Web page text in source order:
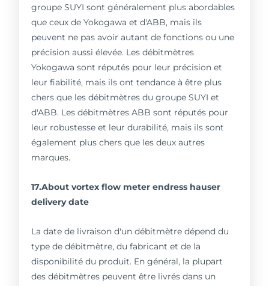
groupe SUYI sont généralement plus abordables
que ceux de Yokogawa et d'ABB, mais ils
peuvent ne pas avoir autant de fonctions ou une
précision aussi élevée. Les débitmètres
Yokogawa sont réputés pour leur précision et
leur fiabilité, mais ils ont tendance à être plus
chers que les débitmètres du groupe SUYI et
d'ABB. Les débitmètres ABB sont réputés pour
leur robustesse et leur durabilité, mais ils sont
également plus chers que les deux autres
marques.
17.About vortex flow meter endress hauser
delivery date
La date de livraison d'un débitmètre dépend du
type de débitmètre, du fabricant et de la
disponibilité du produit. En général, la plupart
des débitmètres peuvent être livrés dans un